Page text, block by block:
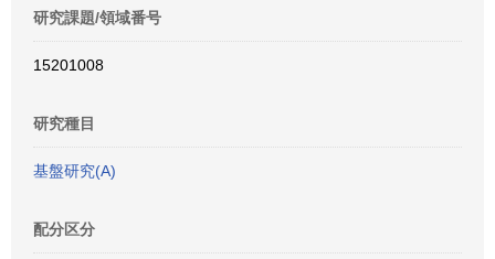
研究課題/領域番号
15201008
研究種目
基盤研究(A)
配分区分